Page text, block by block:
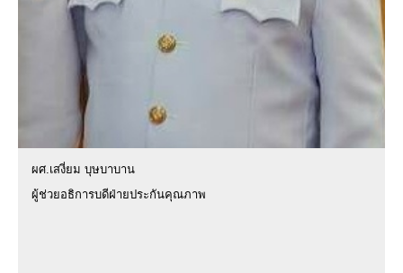
ผศ.เสงี่ยม บุษบาบาน
ผู้ช่วยอธิการบดีฝ่ายประกันคุณภาพ